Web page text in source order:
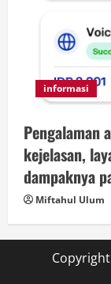
informasi
Pengalaman
kejelasan,
dampaknya
Miftahul Ulum